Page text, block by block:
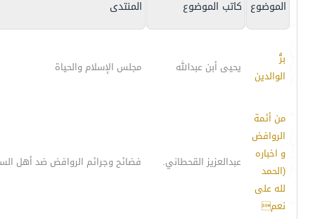
الموضوع كاتب الموضوع المنتدى
برُّ
الوالدين
يحيى أبن عبدالله مجلس الإسلام والحياة
من أئمة
الروافض
و اخباره
(الحمد
لله على
نعم
عبدالعزيز القحطاني. فضائح وجرائم الروافض ضد أهل